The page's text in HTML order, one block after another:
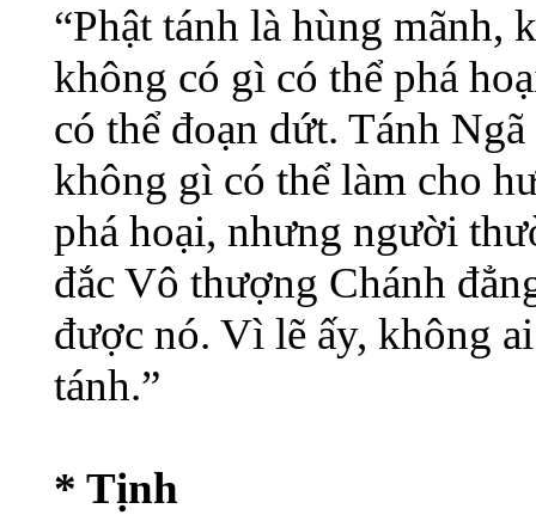
“Phật tánh là hùng mãnh,
không có gì có thể phá
có thể đoạn dứt. Tánh
không gì có thể làm cho
phá hoại, nhưng người
đắc Vô thượng Chánh
được nó. Vì lẽ ấy, không
tánh.”
* Tịnh